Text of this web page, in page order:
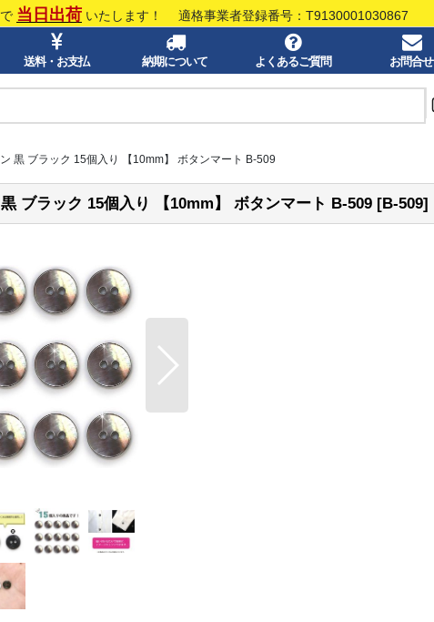
当日出荷いたします！ 適格事業者登録番号：T9130001030867
送料・お支払 納期について よくあるご質問 お問合せ
黒 ブラック 15個入り 【10mm】 ボタンマート B-509
ブラック 15個入り 【10mm】 ボタンマート B-509 [B-509]